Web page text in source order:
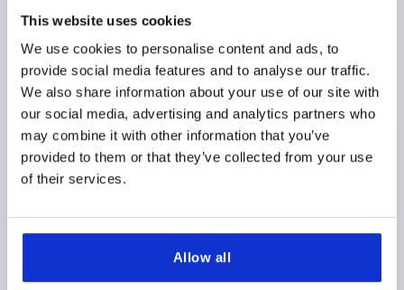
This website uses cookies
We use cookies to personalise content and ads, to
provide social media features and to analyse our traffic.
We also share information about your use of our site with
our social media, advertising and analytics partners who
may combine it with other information that you’ve
provided to them or that they’ve collected from your use
of their services.
Allow all
PLACA DE SUJECIÓN PARA PESTILLO DE TENSIÓN D,
FORMA:B AVELLANADO, D=5, ACERO NIQUELADO
MATERIAL DEL CUERPO DE BASE=ACERO
FORMA=B
VERSIÓN 2=AVELLANADO
DIÁMETRO=5
D1=14
D2=25 D4=21 H=9
H1=4,5
D3 PARA TORNILLO DIN 912=M2